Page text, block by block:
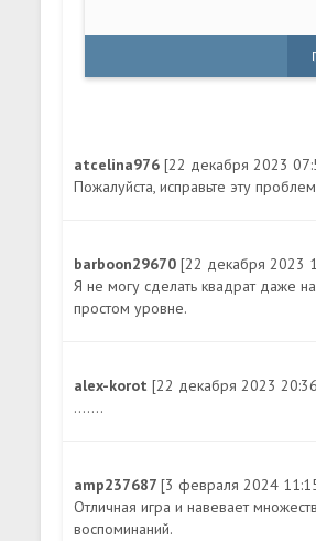
atcelina976[22 декабря 2023
Пожалуйста, исправьте эту
barboon29670[22 декабря 2023
Я не могу сделать квадрат даже
простом уровне.
alex-korot[22 декабря 2023
.......
amp237687[3 февраля 2024
Отличная игра и навевает
воспоминаний.